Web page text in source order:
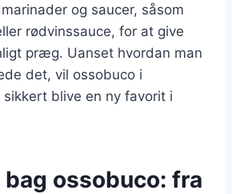
og saucer, såsom
rødvinssauce, for at give
præg. Uanset hvordan man
det, vil ossobuco i
blive en ny favorit i
ossobuco: fra